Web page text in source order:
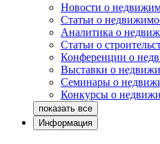
Новости о
Статьи о
Аналитика о
Статьи о
Конференции о
Выставки о
Семинары о
Конкурсы о
Информация